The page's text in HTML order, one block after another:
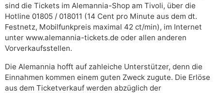
sind die Tickets im Alemannia-Shop am Tivoli, über die
Hotline 01805 / 018011 (14 Cent pro Minute aus dem dt.
Festnetz, Mobilfunkpreis maximal 42 ct/min), im Internet
unter www.alemannia-tickets.de oder allen anderen
Vorverkaufsstellen.
Die Alemannia hofft auf zahleiche Unterstützer, denn die
Einnahmen kommen einem guten Zweck zugute. Die Erlöse
aus dem Ticketverkauf werden abzüglich der